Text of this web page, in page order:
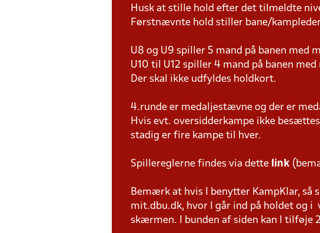
Husk at stille hold efter det tilmeldte
Førstnævnte hold stiller bane/
U8 og U9 spiller 5 mand på banen med
U10 til U12 spiller 4 mand på banen
Der skal ikke udfyldes holdkort.
4.runde er medaljestævne og der er
Hvis evt. oversidderkampe ikke
stadig er fire kampe til hver.
Spillereglerne findes via dette link
Bemærk at hvis I benytter KampKlar, så
mit.dbu.dk, hvor I går ind på holdet og
skærmen. I bunden af siden kan I tilføje